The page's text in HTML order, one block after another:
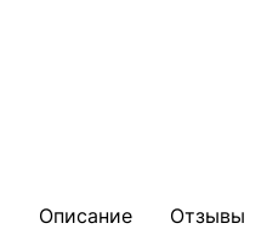
Описание Отзывы